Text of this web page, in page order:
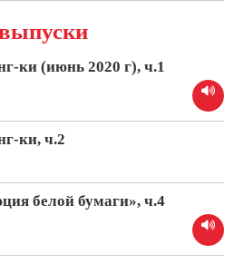
ки (июнь 2020 г), ч.1
ки, ч.2
белой бумаги», ч.4